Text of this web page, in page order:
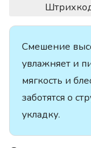
Смешение
увлажняет и
мягкость и
заботятся о
укладку.